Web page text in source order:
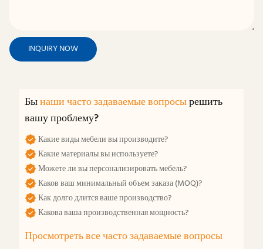
INQUIRY NOW
Бынаши часто задаваемые вопросырешить
вашу проблему?
Какие виды мебели вы производите?
Какие материалы вы используете?
Можете ли вы персонализировать мебель?
Каков ваш минимальный объем заказа (MOQ)?
Как долго длится ваше производство?
Какова ваша производственная мощность?
Просмотреть все часто задаваемые вопросы